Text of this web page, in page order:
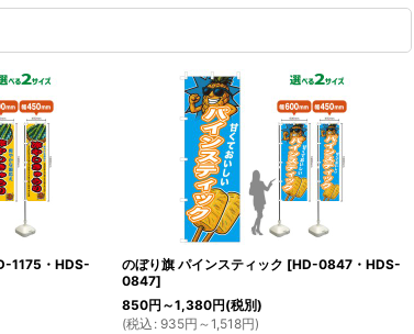
1175・HDS-
のぼり旗 パインスティック [HD-0847・HDS-
0847]
850円 ～1,380円(税別)
(税込 : 935円 ～1,518円)